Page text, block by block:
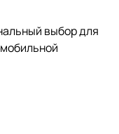
выбор для